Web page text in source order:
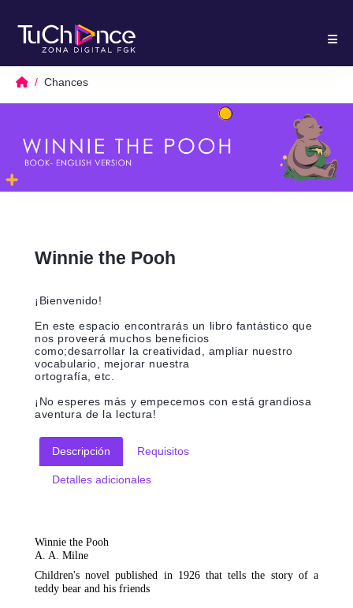
Chances
Winnie the Pooh
¡Bienvenido!
En este espacio encontrarás un libro fantástico que
nos proveerá muchos beneficios
como;desarrollar la creatividad, ampliar nuestro
vocabulario, mejorar nuestra
ortografía, etc.
¡No esperes más y empecemos con está grandiosa
aventura de la lectura!
Descripción Requisitos
Detalles adicionales
Winnie the Pooh
A. A. Milne
Children's novel published in 1926 that tells the story of a
teddy bear and his friends